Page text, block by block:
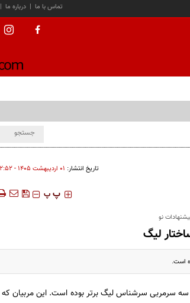
| درباره ما | تماس با ما
تاریخ انتشار: ۰۱ ارديبهشت ۱۴۰۵ - ۲۲:۵۲
‍‍‍ پ پ
نو
لیگ
است.
سه سرمربی سرشناس لیگ برتر بوده است. این مربیان که